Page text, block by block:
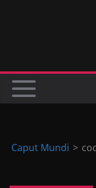
Caput Mundi >